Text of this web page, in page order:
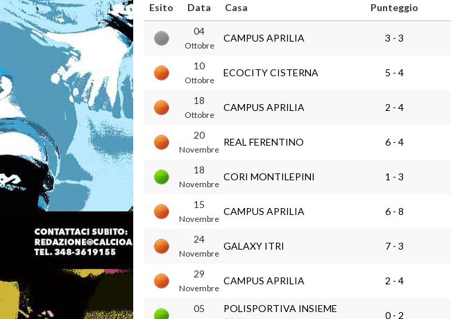
Esito Data Casa Punteggio
04
Ottobre
CAMPUS APRILIA 3 - 3
10
Ottobre
ECOCITY CISTERNA 5 - 4
18
Ottobre
CAMPUS APRILIA 2 - 4
20
Novembre
REAL FERENTINO 6 - 4
18
Novembre
CORI MONTILEPINI 1 - 3
15
Novembre
CAMPUS APRILIA 6 - 8
24
Novembre
GALAXY ITRI 7 - 3
29
Novembre
CAMPUS APRILIA 2 - 4
05
POLISPORTIVA INSIEME
0 - 2